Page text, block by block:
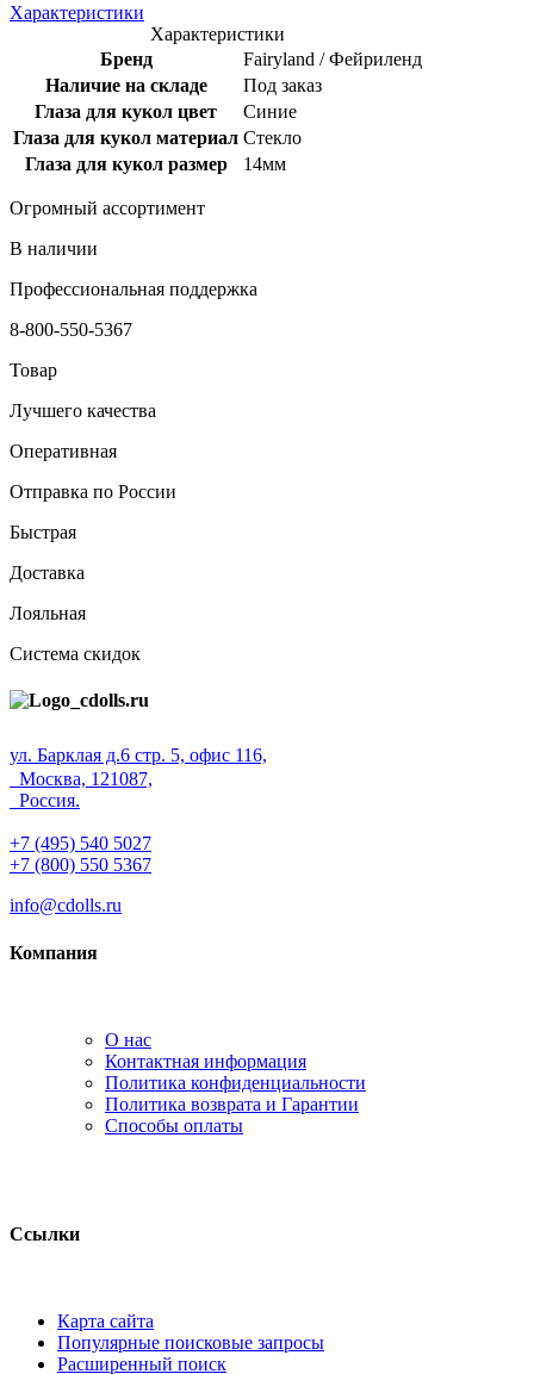
Характеристики
Характеристики
Бренд
Fairyland / Фейриленд
Наличие на складе
Под заказ
Глаза для кукол цвет
Синие
Глаза для кукол материал Стекло
Глаза для кукол размер
14мм
Огромный ассортимент
В наличии
Профессиональная поддержка
8-800-550-5367
Товар
Лучшего качества
Оперативная
Отправка по России
Быстрая
Доставка
Лояльная
Система скидок
ул. Барклая д.6 стр. 5, офис 116,
Москва, 121087,
Россия.
+7 (495) 540 5027
+7 (800) 550 5367
info@cdolls.ru
Компания
О нас
Контактная информация
Политика конфиденциальности
Политика возврата и Гарантии
Способы оплаты
Ссылки
Карта сайта
Популярные поисковые запросы
Расширенный поиск